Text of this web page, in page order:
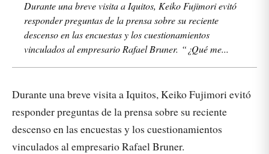
Durante una breve visita a Iquitos, Keiko Fujimori evitó
responder preguntas de la prensa sobre su reciente
descenso en las encuestas y los cuestionamientos
vinculados al empresario Rafael Bruner. “¿Qué me...
Durante una breve visita a Iquitos, Keiko Fujimori evitó
responder preguntas de la prensa sobre su reciente
descenso en las encuestas y los cuestionamientos
vinculados al empresario Rafael Bruner.